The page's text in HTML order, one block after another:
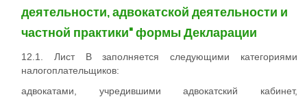
деятельности, адвокатской деятельности и
частной практики" формы Декларации
12.1. Лист В заполняется следующими категориями
налогоплательщиков:
адвокатами, учредившими адвокатский кабинет,